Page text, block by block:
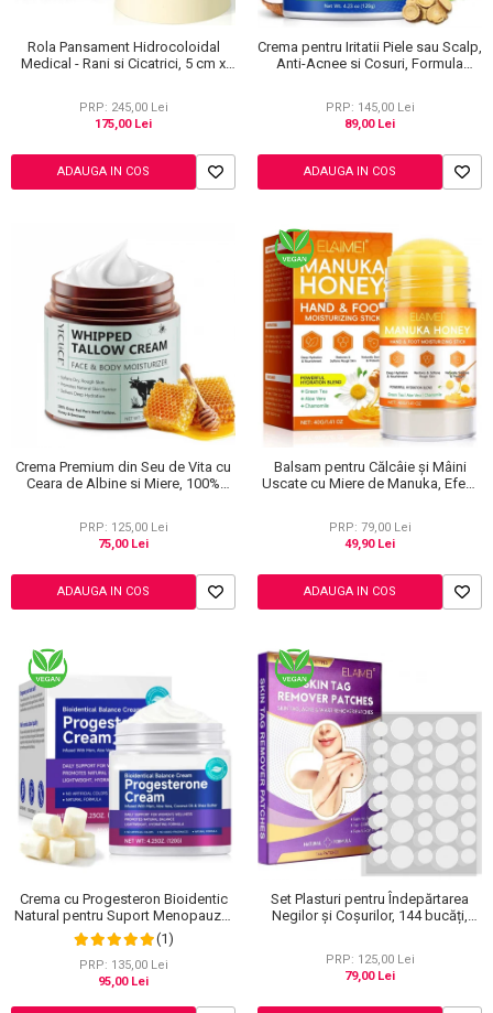
Rola Pansament Hidrocoloidal
Medical - Rani si Cicatrici, 5 cm x
PRP: 245,00 Lei
175,00 Lei
ADAUGA IN COS
Crema pentru Iritatii Piele sau Scalp,
Anti-Acnee si Cosuri, Formula
PRP: 145,00 Lei
89,00 Lei
ADAUGA IN COS
Crema Premium din Seu de Vita cu
Ceara de Albine si Miere, 100%
PRP: 125,00 Lei
75,00 Lei
ADAUGA IN COS
Balsam pentru Călcâie și Mâini
Uscate cu Miere de Manuka, Efect
PRP: 79,00 Lei
49,90 Lei
ADAUGA IN COS
Crema cu Progesteron Bioidentic
Natural pentru Suport Menopauza,
Menstruatie si Echilibru Hormonal,
120 g
(1)
PRP: 135,00 Lei
95,00 Lei
Set Plasturi pentru Îndepărtarea
Negilor și Coșurilor, 144 bucăți,
PRP: 125,00 Lei
79,00 Lei